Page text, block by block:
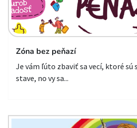
Zóna bez peňazí
Je vám ľúto zbaviť sa vecí, ktoré sú
stave, no vy sa...